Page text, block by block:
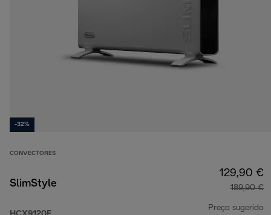
-32%
CONVECTORES
SlimStyle
129,90 €
189,90 €
Preço sugerido